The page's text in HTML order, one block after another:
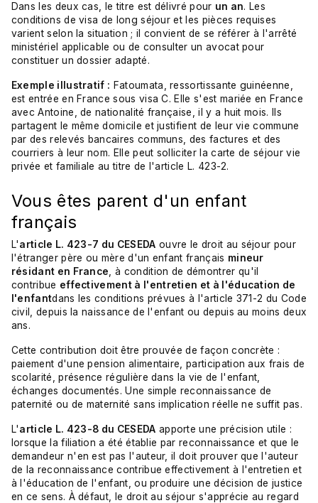
Dans les deux cas, le titre est délivré pour un an. Les
conditions de visa de long séjour et les pièces requises
varient selon la situation ; il convient de se référer à l'arrêté
ministériel applicable ou de consulter un avocat pour
constituer un dossier adapté.
Exemple illustratif : Fatoumata, ressortissante guinéenne,
est entrée en France sous visa C. Elle s'est mariée en France
avec Antoine, de nationalité française, il y a huit mois. Ils
partagent le même domicile et justifient de leur vie commune
par des relevés bancaires communs, des factures et des
courriers à leur nom. Elle peut solliciter la carte de séjour vie
privée et familiale au titre de l'article L. 423-2.
Vous êtes parent d'un enfant
français
L'article L. 423-7 du CESEDA ouvre le droit au séjour pour
l'étranger père ou mère d'un enfant français mineur
résidant en France, à condition de démontrer qu'il
contribue effectivement à l'entretien et à l'éducation de
l'enfantdans les conditions prévues à l'article 371-2 du Code
civil, depuis la naissance de l'enfant ou depuis au moins deux
ans.
Cette contribution doit être prouvée de façon concrète :
paiement d'une pension alimentaire, participation aux frais de
scolarité, présence régulière dans la vie de l'enfant,
échanges documentés. Une simple reconnaissance de
paternité ou de maternité sans implication réelle ne suffit pas.
L'article L. 423-8 du CESEDA apporte une précision utile :
lorsque la filiation a été établie par reconnaissance et que le
demandeur n'en est pas l'auteur, il doit prouver que l'auteur
de la reconnaissance contribue effectivement à l'entretien et
à l'éducation de l'enfant, ou produire une décision de justice
en ce sens. À défaut, le droit au séjour s'apprécie au regard